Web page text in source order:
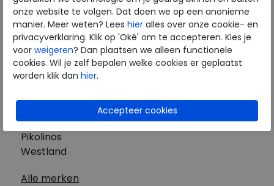
Westland
Wolky
Herenschoenen
Australian
Birkenstock
Clarks
Mephisto
Pikolinos
Westland
Alle merken
onze website te volgen. Dat doen we op een anonieme
manier. Meer weten? Lees hier alles over onze cookie- en
privacyverklaring. Klik op 'Oké' om te accepteren. Kies je
voor weigeren? Dan plaatsen we alleen functionele
cookies. Wil je zelf bepalen welke cookies er geplaatst
worden klik dan hier.